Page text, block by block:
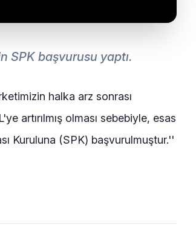
SPK başvurusu yaptı.
halka arz sonrası
artırılmış olması sebebiyle, esas
Kuruluna (SPK) başvurulmuştur.''